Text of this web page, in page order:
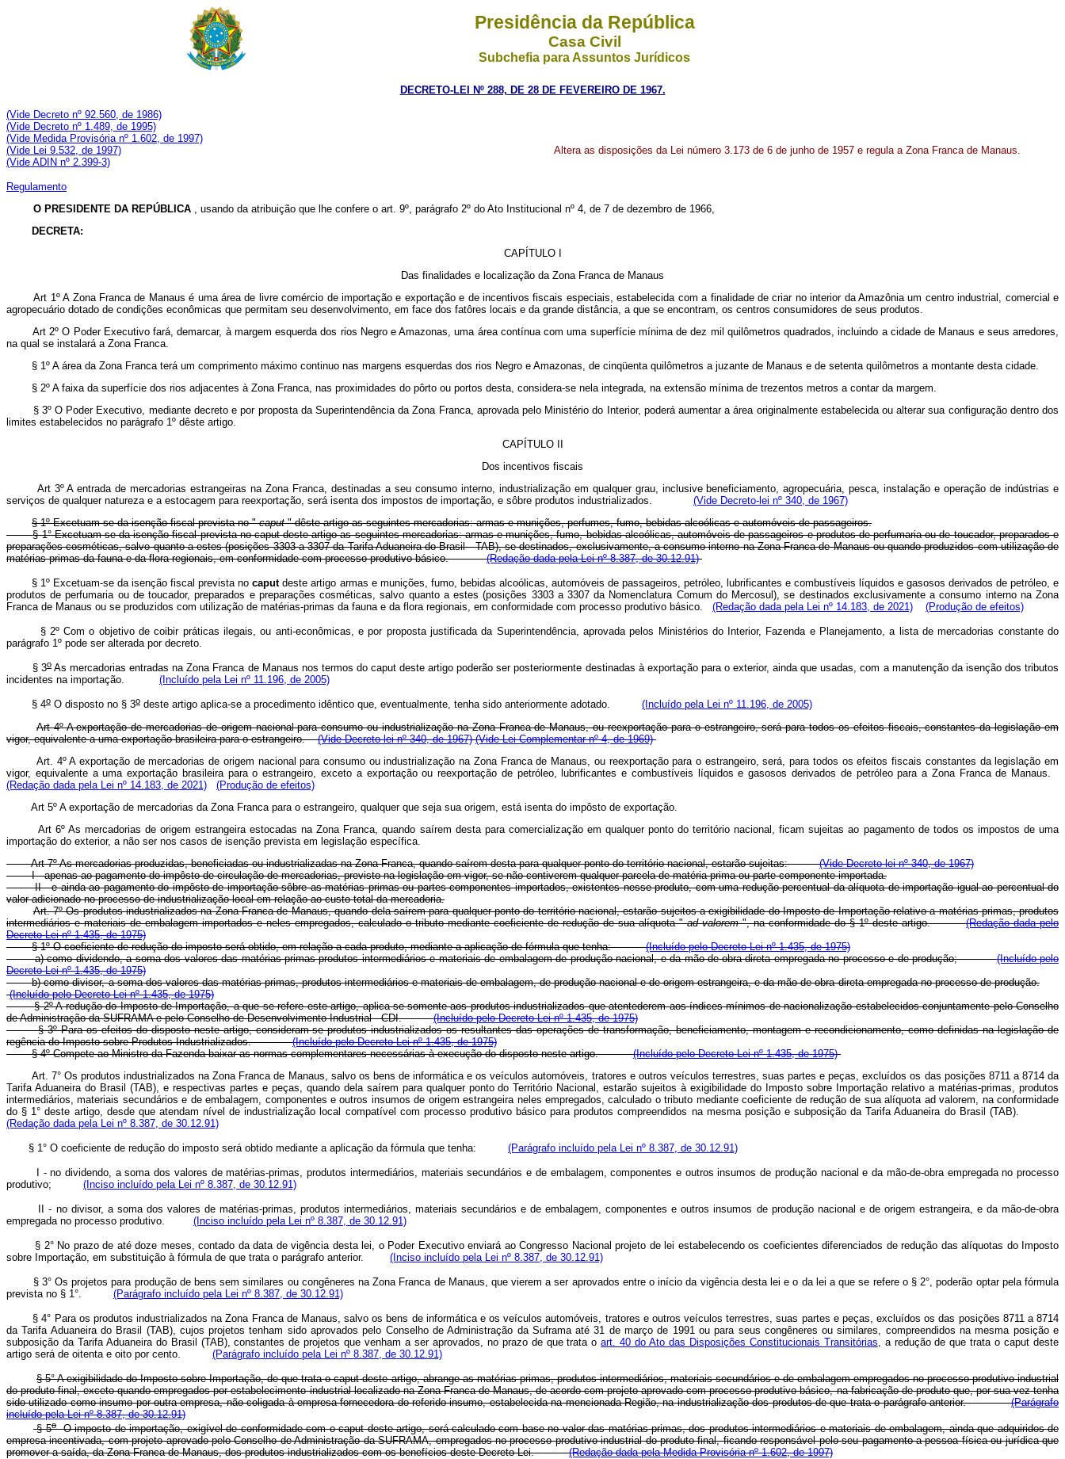
Presidência da República
Casa Civil
Subchefia para Assuntos Jurídicos
DECRETO-LEI Nº 288, DE 28 DE FEVEREIRO DE 1967.
(Vide Decreto nº 92.560, de 1986)
(Vide Decreto nº 1.489, de 1995)
(Vide Medida Provisória nº 1.602, de 1997)
(Vide Lei 9.532, de 1997)
(Vide ADIN nº 2.399-3)
Regulamento
Altera as disposições da Lei número 3.173 de 6 de junho de 1957 e regula a Zona Franca de Manaus.
O PRESIDENTE DA REPÚBLICA , usando da atribuição que lhe confere o art. 9º, parágrafo 2º do Ato Institucional nº 4, de 7 de dezembro de 1966,
DECRETA:
CAPÍTULO I
Das finalidades e localização da Zona Franca de Manaus
Art 1º A Zona Franca de Manaus é uma área de livre comércio de importação e exportação e de incentivos fiscais especiais, estabelecida com a finalidade de criar no interior da Amazônia um centro industrial, comercial e
agropecuário dotado de condições econômicas que permitam seu desenvolvimento, em face dos fatôres locais e da grande distância, a que se encontram, os centros consumidores de seus produtos.
Art 2º O Poder Executivo fará, demarcar, à margem esquerda dos rios Negro e Amazonas, uma área contínua com uma superfície mínima de dez mil quilômetros quadrados, incluindo a cidade de Manaus e seus arredores,
na qual se instalará a Zona Franca.
§ 1º A área da Zona Franca terá um comprimento máximo continuo nas margens esquerdas dos rios Negro e Amazonas, de cinqüenta quilômetros a juzante de Manaus e de setenta quilômetros a montante desta cidade.
§ 2º A faixa da superfície dos rios adjacentes à Zona Franca, nas proximidades do pôrto ou portos desta, considera-se nela integrada, na extensão mínima de trezentos metros a contar da margem.
§ 3º O Poder Executivo, mediante decreto e por proposta da Superintendência da Zona Franca, aprovada pelo Ministério do Interior, poderá aumentar a área originalmente estabelecida ou alterar sua configuração dentro dos
limites estabelecidos no parágrafo 1º dêste artigo.
CAPÍTULO II
Dos incentivos fiscais
Art 3º A entrada de mercadorias estrangeiras na Zona Franca, destinadas a seu consumo interno, industrialização em qualquer grau, inclusive beneficiamento, agropecuária, pesca, instalação e operação de indústrias e
serviços de qualquer natureza e a estocagem para reexportação, será isenta dos impostos de importação, e sôbre produtos industrializados. (Vide Decreto-lei nº 340, de 1967)
§ 1º Excetuam-se da isenção fiscal prevista no "caput" dêste artigo as seguintes mercadorias: armas e munições, perfumes, fumo, bebidas alcoólicas e automóveis de passageiros.
§ 1° Excetuam-se da isenção fiscal prevista no caput deste artigo as seguintes mercadorias: armas e munições, fumo, bebidas alcoólicas, automóveis de passageiros e produtos de perfumaria ou de toucador, preparados e
preparações cosméticas, salvo quanto a estes (posições 3303 a 3307 da Tarifa Aduaneira do Brasil - TAB), se destinados, exclusivamente, a consumo interno na Zona Franca de Manaus ou quando produzidos com utilização de
matérias-primas da fauna e da flora regionais, em conformidade com processo produtivo básico.(Redação dada pela Lei nº 8.387, de 30.12.91)
§ 1º Excetuam-se da isenção fiscal prevista nocaputdeste artigo armas e munições, fumo, bebidas alcoólicas, automóveis de passageiros, petróleo, lubrificantes e combustíveis líquidos e gasosos derivados de petróleo, e
produtos de perfumaria ou de toucador, preparados e preparações cosméticas, salvo quanto a estes (posições 3303 a 3307 da Nomenclatura Comum do Mercosul), se destinados exclusivamente a consumo interno na Zona
Franca de Manaus ou se produzidos com utilização de matérias-primas da fauna e da flora regionais, em conformidade com processo produtivo básico.
(Redação dada pela Lei nº 14.183, de 2021) (Produção de efeitos)
§ 2º Com o objetivo de coibir práticas ilegais, ou anti-econômicas, e por proposta justificada da Superintendência, aprovada pelos Ministérios do Interior, Fazenda e Planejamento, a lista de mercadorias constante do
parágrafo 1º pode ser alterada por decreto.
§ 3oAs mercadorias entradas na Zona Franca de Manaus nos termos do caput deste artigo poderão ser posteriormente destinadas à exportação para o exterior, ainda que usadas, com a manutenção da isenção dos tributos
incidentes na importação. (Incluído pela Lei nº 11.196, de 2005)
§ 4o O disposto no § 3o deste artigo aplica-se a procedimento idêntico que, eventualmente, tenha sido anteriormente adotado. (Incluído pela Lei nº 11.196, de 2005)
Art 4º A exportação de mercadorias de origem nacional para consumo ou industrialização na Zona Franca de Manaus, ou reexportação para o estrangeiro, será para todos os efeitos fiscais, constantes da legislação em
vigor, equivalente a uma exportação brasileira para o estrangeiro.(Vide Decreto-lei nº 340, de 1967) (Vide Lei Complementar nº 4, de 1969)
Art. 4º A exportação de mercadorias de origem nacional para consumo ou industrialização na Zona Franca de Manaus, ou reexportação para o estrangeiro, será, para todos os efeitos fiscais constantes da legislação em
vigor, equivalente a uma exportação brasileira para o estrangeiro, exceto a exportação ou reexportação de petróleo, lubrificantes e combustíveis líquidos e gasosos derivados de petróleo para a Zona Franca de Manaus.
(Redação dada pela Lei nº 14.183, de 2021)
(Produção de efeitos)
Art 5º A exportação de mercadorias da Zona Franca para o estrangeiro, qualquer que seja sua origem, está isenta do impôsto de exportação.
Art 6º As mercadorias de origem estrangeira estocadas na Zona Franca, quando saírem desta para comercialização em qualquer ponto do território nacional, ficam sujeitas ao pagamento de todos os impostos de uma
importação do exterior, a não ser nos casos de isenção prevista em legislação específica.
Art 7º As mercadorias produzidas, beneficiadas ou industrializadas na Zona Franca, quando saírem desta para qualquer ponto do território nacional, estarão sujeitas:(Vide Decreto-lei nº 340, de 1967)
I - apenas ao pagamento do impôsto de circulação de mercadorias, previsto na legislação em vigor, se não contiverem qualquer parcela de matéria prima ou parte componente importada.
II - e ainda ao pagamento do impôsto de importação sôbre as matérias primas ou partes componentes importados, existentes nesse produto, com uma redução percentual da alíquota de importação igual ao percentual do
valor adicionado no processo de industrialização local em relação ao custo total da mercadoria.
Art. 7º Os produtos industrializados na Zona Franca de Manaus, quando dela saírem para qualquer ponto do território nacional, estarão sujeitos a exigibilidade do Imposto de Importação relativo a matérias-primas, produtos
intermediários e materiais de embalagem importados e neles empregados, calculado o tributo mediante coeficiente de redução de sua alíquota "ad valorem", na conformidade do § 1º deste artigo.(Redação dada pelo
Decreto-Lei nº 1.435, de 1975)
§ 1º O coeficiente de redução do imposto será obtido, em relação a cada produto, mediante a aplicação de fórmula que tenha:(Incluído pelo Decreto-Lei nº 1.435, de 1975)
a) como dividendo, a soma dos valores das matérias-primas produtos intermediários e materiais de embalagem de produção nacional, e da mão-de-obra direta empregada no processo e de produção;(Incluído pelo
Decreto-Lei nº 1.435, de 1975)
b) como divisor, a soma dos valores das matérias-primas, produtos intermediários e materiais de embalagem, de produção nacional e de origem estrangeira, e da mão-de-obra direta empregada no processo de produção.
(Incluído pelo Decreto-Lei nº 1.435, de 1975)
§ 2º A redução do Imposto de Importação, a que se refere este artigo, aplica-se somente aos produtos industrializados que atentederem aos índices mínimos de nacionalização estabelecidos conjuntamente pelo Conselho
de Administração da SUFRAMA e pelo Conselho de Desenvolvimento Industrial - CDI.(Incluído pelo Decreto-Lei nº 1.435, de 1975)
§ 3º Para os efeitos do disposto neste artigo, consideram-se produtos industrializados os resultantes das operações de transformação, beneficiamento, montagem e recondicionamento, como definidas na legislação de
regência do Imposto sobre Produtos Industrializados.(Incluído pelo Decreto-Lei nº 1.435, de 1975)
§ 4º Compete ao Ministro da Fazenda baixar as normas complementares necessárias à execução do disposto neste artigo.(Incluído pelo Decreto-Lei nº 1.435, de 1975)
Art. 7° Os produtos industrializados na Zona Franca de Manaus, salvo os bens de informática e os veículos automóveis, tratores e outros veículos terrestres, suas partes e peças, excluídos os das posições 8711 a 8714 da
Tarifa Aduaneira do Brasil (TAB), e respectivas partes e peças, quando dela saírem para qualquer ponto do Território Nacional, estarão sujeitos à exigibilidade do Imposto sobre Importação relativo a matérias-primas, produtos
intermediários, materiais secundários e de embalagem, componentes e outros insumos de origem estrangeira neles empregados, calculado o tributo mediante coeficiente de redução de sua alíquota ad valorem, na conformidade
do § 1° deste artigo, desde que atendam nível de industrialização local compatível com processo produtivo básico para produtos compreendidos na mesma posição e subposição da Tarifa Aduaneira do Brasil (TAB).
(Redação dada pela Lei nº 8.387, de 30.12.91)
§ 1° O coeficiente de redução do imposto será obtido mediante a aplicação da fórmula que tenha: (Parágrafo incluído pela Lei nº 8.387, de 30.12.91)
I - no dividendo, a soma dos valores de matérias-primas, produtos intermediários, materiais secundários e de embalagem, componentes e outros insumos de produção nacional e da mão-de-obra empregada no processo
produtivo; (Inciso incluído pela Lei nº 8.387, de 30.12.91)
II - no divisor, a soma dos valores de matérias-primas, produtos intermediários, materiais secundários e de embalagem, componentes e outros insumos de produção nacional e de origem estrangeira, e da mão-de-obra
empregada no processo produtivo. (Inciso incluído pela Lei nº 8.387, de 30.12.91)
§ 2° No prazo de até doze meses, contado da data de vigência desta lei, o Poder Executivo enviará ao Congresso Nacional projeto de lei estabelecendo os coeficientes diferenciados de redução das alíquotas do Imposto
sobre Importação, em substituição à fórmula de que trata o parágrafo anterior.
(Inciso incluído pela Lei nº 8.387, de 30.12.91)
§ 3° Os projetos para produção de bens sem similares ou congêneres na Zona Franca de Manaus, que vierem a ser aprovados entre o início da vigência desta lei e o da lei a que se refere o § 2°, poderão optar pela fórmula
prevista no § 1°. (Parágrafo incluído pela Lei nº 8.387, de 30.12.91)
§ 4° Para os produtos industrializados na Zona Franca de Manaus, salvo os bens de informática e os veículos automóveis, tratores e outros veículos terrestres, suas partes e peças, excluídos os das posições 8711 a 8714
da Tarifa Aduaneira do Brasil (TAB), cujos projetos tenham sido aprovados pelo Conselho de Administração da Suframa até 31 de março de 1991 ou para seus congêneres ou similares, compreendidos na mesma posição e
subposição da Tarifa Aduaneira do Brasil (TAB), constantes de projetos que venham a ser aprovados, no prazo de que trata oart. 40 do Ato das Disposições Constitucionais Transitórias , a redução de que trata o caput deste
artigo será de oitenta e oito por cento. (Parágrafo incluído pela Lei nº 8.387, de 30.12.91)
§ 5° A exigibilidade do Imposto sobre Importação, de que trata o caput deste artigo, abrange as matérias-primas, produtos intermediários, materiais secundários e de embalagem empregados no processo produtivo industrial
do produto final, exceto quando empregados por estabelecimento industrial localizado na Zona Franca de Manaus, de acordo com projeto aprovado com processo produtivo básico, na fabricação de produto que, por sua vez tenha
sido utilizado como insumo por outra empresa, não coligada à empresa fornecedora do referido insumo, estabelecida na mencionada Região, na industrialização dos produtos de que trata o parágrafo anterior.(Parágrafo
incluído pela Lei nº 8.387, de 30.12.91)
§ 5oO imposto de importação, exigível de conformidade com o caput deste artigo, será calculado com base no valor das matérias-primas, dos produtos intermediários e materiais de embalagem, ainda que adquiridos de
empresa incentivada, com projeto aprovado pelo Conselho de Administração da SUFRAMA, empregados no processo produtivo industrial do produto final, ficando responsável pelo seu pagamento a pessoa física ou jurídica que
promover a saída, da Zona Franca de Manaus, dos produtos industrializados com os benefícios deste Decreto-Lei.(Redação dada pela Medida Provisória nº 1.602, de 1997)